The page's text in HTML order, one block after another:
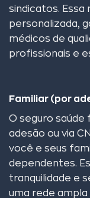
sindicatos.
personalizada,
médicos de
profissionais e
Familiar (por
O seguro
adesão ou via
você e seus
dependentes.
tranquilidade e
uma rede